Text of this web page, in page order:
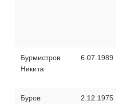
Бурмистров
Никита
6.07.1989
Буров
2.12.1975